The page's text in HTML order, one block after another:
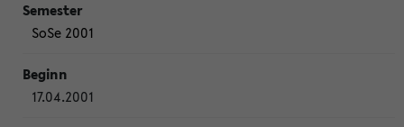
SoSe 2001
17.04.2001